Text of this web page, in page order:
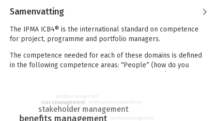
Samenvatting
The IPMA ICB4® is the international standard on competence
for project, programme and portfolio managers.
The competence needed for each of these domains is defined
in the following competence areas: “People” (how do you
Portfolios); the “Perspective” of the intiatives you’re running
(the context within which the initiative is run and the link to
what needs to be achieved).
benefits management
stakeholder management
risicomanagement
portfoliomanagement
professionele ontwikkeling
portfoliomanagement